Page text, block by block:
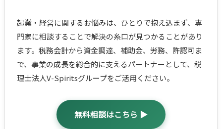
起業・経営に関するお悩みは、ひとりで抱え込まず、専
門家に相談することで解決の糸口が見つかることがあり
ます。税務会計から資金調達、補助金、労務、許認可ま
で、事業の成長を総合的に支えるパートナーとして、税
理士法人V-Spiritsグループをご活用ください。
無料相談はこちら ▶